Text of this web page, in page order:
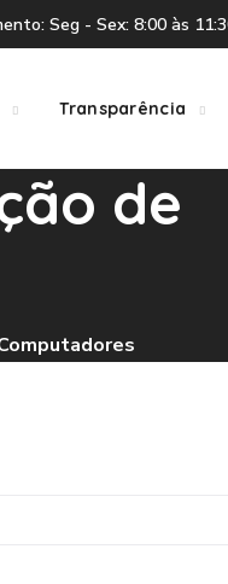
Seg - Sex: 8:00 às
Transparência
de